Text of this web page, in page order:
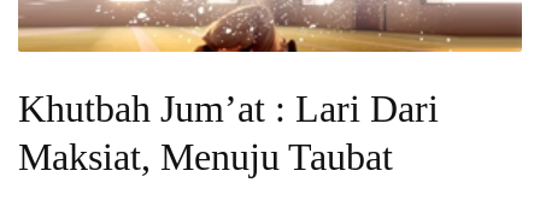
Khutbah Jum’at : Lari Dari
Maksiat, Menuju Taubat